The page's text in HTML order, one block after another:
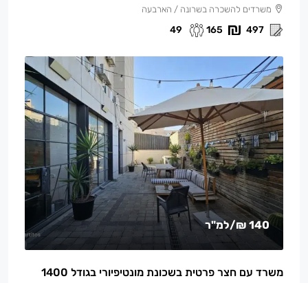
משרדים להשכרה בשרונה / הארבעה
497
165
49
140 ₪ /למ"ר
משרד עם חצר פרטית בשכונת מונטיפיורי בגודל 1400